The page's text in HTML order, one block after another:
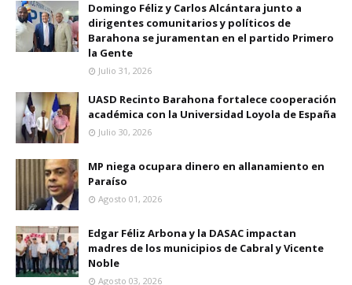
Domingo Féliz y Carlos Alcántara junto a
dirigentes comunitarios y políticos de
Barahona se juramentan en el partido Primero
la Gente
Julio 31, 2026
UASD Recinto Barahona fortalece cooperación
académica con la Universidad Loyola de España
Julio 30, 2026
MP niega ocupara dinero en allanamiento en
Paraíso
Agosto 01, 2026
Edgar Féliz Arbona y la DASAC impactan
madres de los municipios de Cabral y Vicente
Noble
Agosto 03, 2026